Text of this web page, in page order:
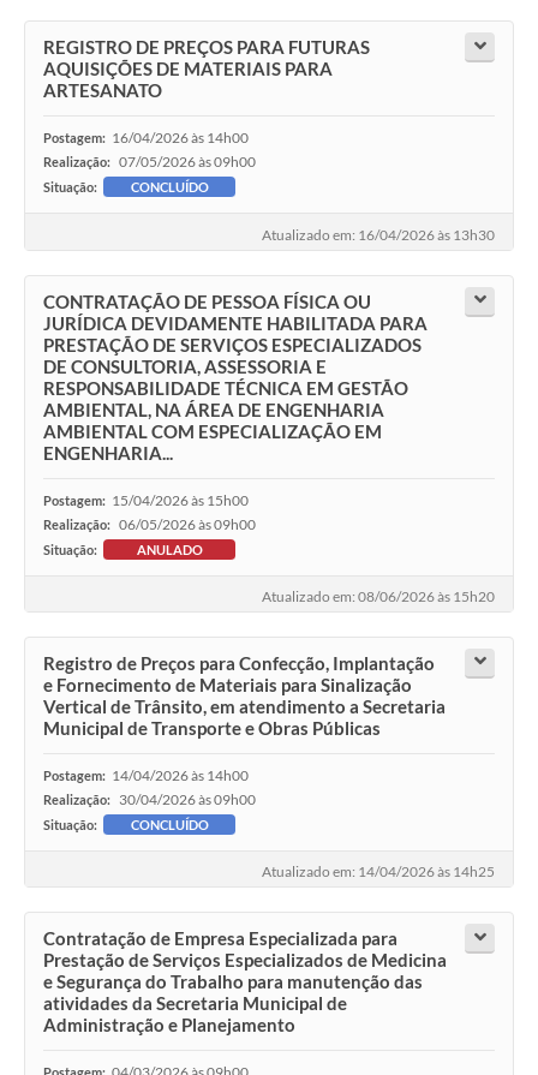
REGISTRO DE PREÇOS PARA FUTURAS
AQUISIÇÕES DE MATERIAIS PARA
ARTESANATO
Postagem: 16/04/2026 às 14h00
Realização: 07/05/2026 às 09h00
Situação: CONCLUÍDO
Atualizado em: 16/04/2026 às 13h30
CONTRATAÇÃO DE PESSOA FÍSICA OU
JURÍDICA DEVIDAMENTE HABILITADA PARA
PRESTAÇÃO DE SERVIÇOS ESPECIALIZADOS
DE CONSULTORIA, ASSESSORIA E
RESPONSABILIDADE TÉCNICA EM GESTÃO
AMBIENTAL, NA ÁREA DE ENGENHARIA
AMBIENTAL COM ESPECIALIZAÇÃO EM
ENGENHARIA...
Postagem: 15/04/2026 às 15h00
Realização: 06/05/2026 às 09h00
Situação: ANULADO
Atualizado em: 08/06/2026 às 15h20
Registro de Preços para Confecção, Implantação
e Fornecimento de Materiais para Sinalização
Vertical de Trânsito, em atendimento a Secretaria
Municipal de Transporte e Obras Públicas
Postagem: 14/04/2026 às 14h00
Realização: 30/04/2026 às 09h00
Situação: CONCLUÍDO
Atualizado em: 14/04/2026 às 14h25
Contratação de Empresa Especializada para
Prestação de Serviços Especializados de Medicina
e Segurança do Trabalho para manutenção das
atividades da Secretaria Municipal de
Administração e Planejamento